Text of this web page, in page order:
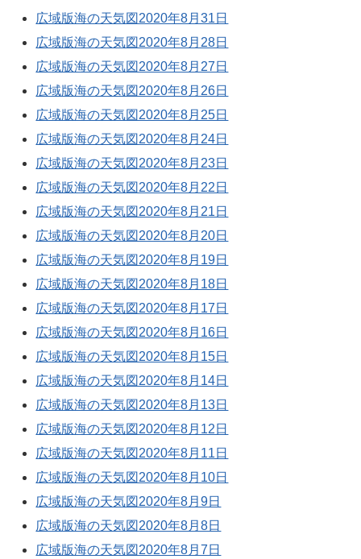
広域版海の天気図2020年8月31日
広域版海の天気図2020年8月28日
広域版海の天気図2020年8月27日
広域版海の天気図2020年8月26日
広域版海の天気図2020年8月25日
広域版海の天気図2020年8月24日
広域版海の天気図2020年8月23日
広域版海の天気図2020年8月22日
広域版海の天気図2020年8月21日
広域版海の天気図2020年8月20日
広域版海の天気図2020年8月19日
広域版海の天気図2020年8月18日
広域版海の天気図2020年8月17日
広域版海の天気図2020年8月16日
広域版海の天気図2020年8月15日
広域版海の天気図2020年8月14日
広域版海の天気図2020年8月13日
広域版海の天気図2020年8月12日
広域版海の天気図2020年8月11日
広域版海の天気図2020年8月10日
広域版海の天気図2020年8月9日
広域版海の天気図2020年8月8日
広域版海の天気図2020年8月7日